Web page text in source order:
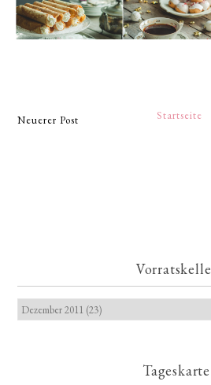
Neuerer Post Startseite
Tageskarte